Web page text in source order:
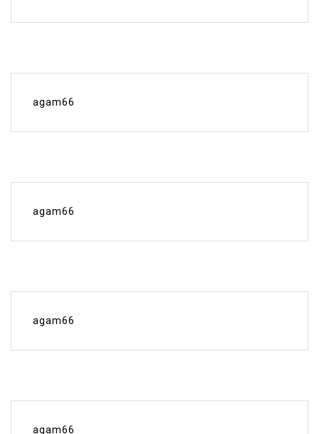
agam66
agam66
agam66
agam66